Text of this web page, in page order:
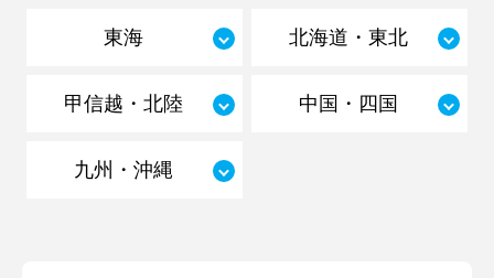
東海 北海道・東北
甲信越・北陸 中国・四国
九州・沖縄